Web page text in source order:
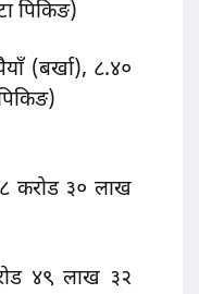
पिकिङ)
(बर्खा), ८.४०
करोड ३० लाख
४९ लाख ३२